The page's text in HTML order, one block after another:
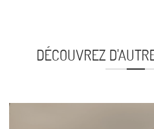
DÉCOUVREZ